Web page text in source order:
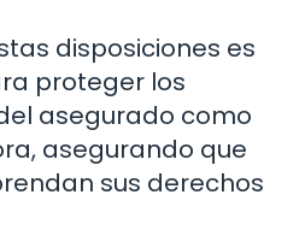
disposiciones es
proteger los
asegurado como
asegurando que
sus derechos